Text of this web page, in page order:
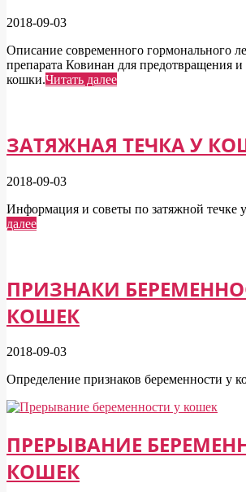
2018-09-03
Описание современного гормонального
препарата Ковинан для предотвращения
кошки.Читать далее
ЗАТЯЖНАЯ ТЕЧКА У
2018-09-03
Информация и советы по затяжной течке
далее
ПРИЗНАКИ
КОШЕК
2018-09-03
Определение признаков беременности у
ПРЕРЫВАНИЕ
КОШЕК